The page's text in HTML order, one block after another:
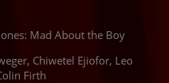
Mad About the Boy
Chiwetel Ejiofor, Leo
Firth